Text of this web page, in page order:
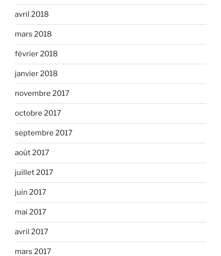
avril 2018
mars 2018
février 2018
janvier 2018
novembre 2017
octobre 2017
septembre 2017
août 2017
juillet 2017
juin 2017
mai 2017
avril 2017
mars 2017